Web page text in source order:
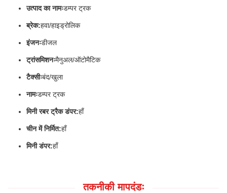
उत्पाद का नामःडम्पर ट्रक
ब्रेक:हवा/हाइड्रोलिक
इंजनःडीजल
ट्रांसमिशनःमैनुअल/ऑटोमैटिक
टैक्सीःबंद/खुला
नामःडम्पर ट्रक
मिनी रबर ट्रैक डंपर:हाँ
चीन में निर्मित:हाँ
मिनी डंपर:हाँ
तकनीकी मापदंडः